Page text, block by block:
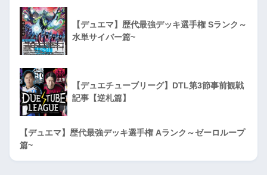
【デュエマ】歴代最強デッキ選手権 Sランク～
水単サイバー篇~
【デュエチューブリーグ】DTL第3節事前観戦
記事【逆札篇】
【デュエマ】歴代最強デッキ選手権 Aランク～ゼーロループ
篇~